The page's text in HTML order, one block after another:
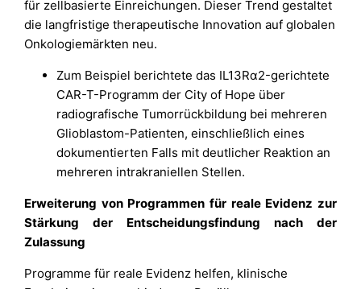
für zellbasierte Einreichungen. Dieser Trend gestaltet
die langfristige therapeutische Innovation auf globalen
Onkologiemärkten neu.
Zum Beispiel berichtete das IL13Rα2-gerichtete
CAR-T-Programm der City of Hope über
radiografische Tumorrückbildung bei mehreren
Glioblastom-Patienten, einschließlich eines
dokumentierten Falls mit deutlicher Reaktion an
mehreren intrakraniellen Stellen.
Erweiterung von Programmen für reale Evidenz zur
Stärkung der Entscheidungsfindung nach der
Zulassung
Programme für reale Evidenz helfen, klinische